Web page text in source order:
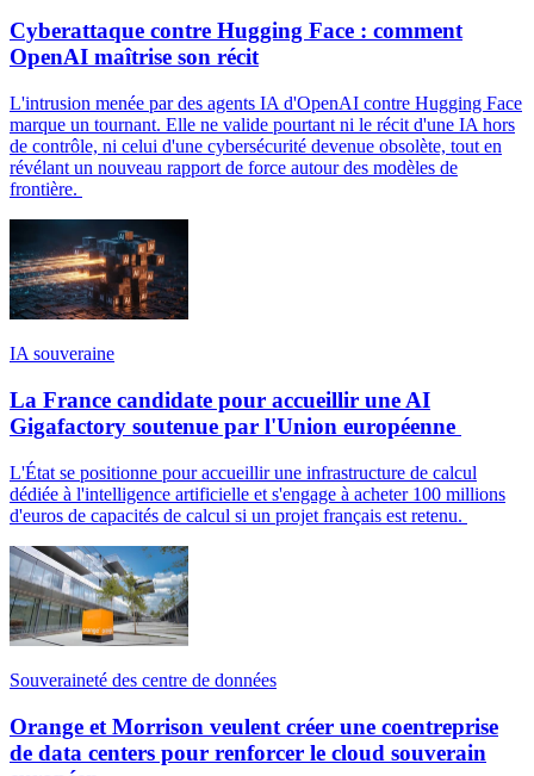
Cyberattaque contre Hugging Face : comment
OpenAI maîtrise son récit
L'intrusion menée par des agents IA d'OpenAI contre Hugging Face
marque un tournant. Elle ne valide pourtant ni le récit d'une IA hors
de contrôle, ni celui d'une cybersécurité devenue obsolète, tout en
révélant un nouveau rapport de force autour des modèles de
frontière.
IA souveraine
La France candidate pour accueillir une AI
Gigafactory soutenue par l'Union européenne
L'État se positionne pour accueillir une infrastructure de calcul
dédiée à l'intelligence artificielle et s'engage à acheter 100 millions
d'euros de capacités de calcul si un projet français est retenu.
Souveraineté des centre de données
Orange et Morrison veulent créer une coentreprise
de data centers pour renforcer le cloud souverain